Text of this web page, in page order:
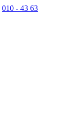
010 - 43 63